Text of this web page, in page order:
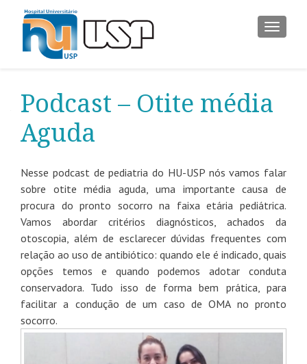
Podcast – Otite média
Aguda
Nesse podcast de pediatria do HU-USP nós vamos falar
sobre otite média aguda, uma importante causa de
procura do pronto socorro na faixa etária pediátrica.
Vamos abordar critérios diagnósticos, achados da
otoscopia, além de esclarecer dúvidas frequentes com
relação ao uso de antibiótico: quando ele é indicado, quais
opções temos e quando podemos adotar conduta
conservadora. Tudo isso de forma bem prática, para
facilitar a condução de um caso de OMA no pronto
socorro.